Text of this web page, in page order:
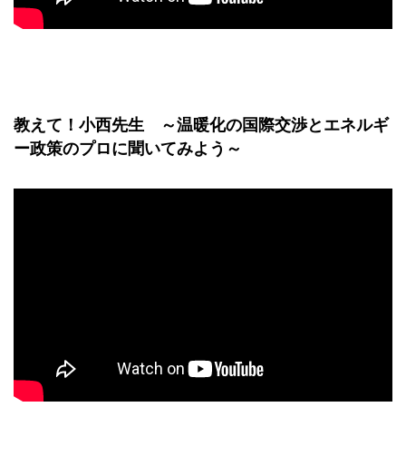
教えて！小西先生 ～温暖化の国際交渉とエネルギ
ー政策のプロに聞いてみよう～